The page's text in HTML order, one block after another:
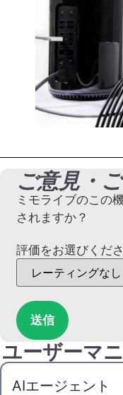
ご意見・
ミモライブのこの
されますか？
評価をお選びくだ
送信
ユーザーマ
AIエージェント